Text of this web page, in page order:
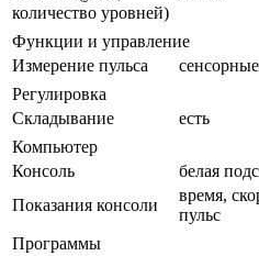
количество уровней)
Функции и управление
Измерение пульса
Регулировка
Складывание
есть
Компьютер
Консоль
белая
Показания консоли
время,
пульс
Программы